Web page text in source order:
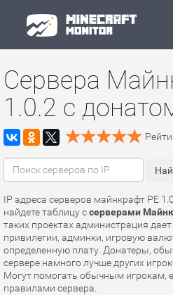
Сервера
1.0.2 с
IP адреса серверов майнкрафт PE
найдете таблицу ссерверами
таких проектах администрация
привилегии, админки, игровую
определенную плату. Донатеры,
сервере намного лучше других
Могут помогать обычным игрокам,
правилами сервера.